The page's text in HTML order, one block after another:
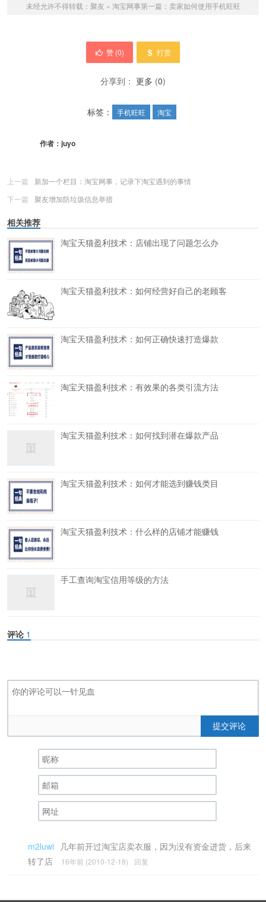
未经允许不得转载： 聚友 » 淘宝网事第一篇：卖家如何使用手机旺旺
赞 (0) 打赏
分享到： 更多 (0)
标签： 手机旺旺 淘宝
作者： juyo
上一篇
新加一个栏目：淘宝网事，记录下淘宝遇到的事情
下一篇
聚友增加防垃圾信息举措
相关推荐
淘宝天猫盈利技术：店铺出现了问题怎么办
淘宝天猫盈利技术：如何经营好自己的老顾客
淘宝天猫盈利技术：如何正确快速打造爆款
淘宝天猫盈利技术：有效果的各类引流方法
淘宝天猫盈利技术：如何找到潜在爆款产品
淘宝天猫盈利技术：如何才能选到赚钱类目
淘宝天猫盈利技术：什么样的店铺才能赚钱
手工查询淘宝信用等级的方法
评论 1
提交评论
m2luwi 几年前开过淘宝店卖衣服，因为没有资金进货，后来
转了店
16年前 (2010-12-18) 回复